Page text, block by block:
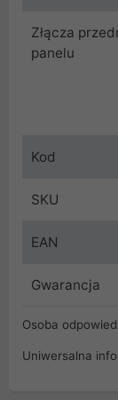
Złącza
panelu
Kod
SKU
EAN
Gwarancja
Osoba
Uniwersalna